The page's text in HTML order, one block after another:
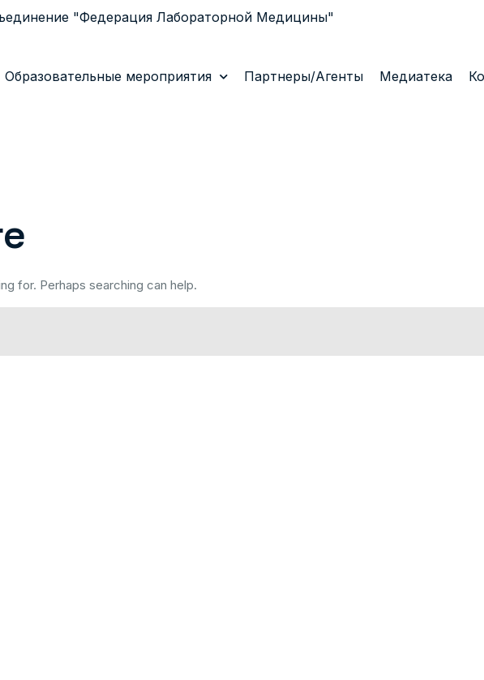
"Федерация Лабораторной Медицины"
Образовательные мероприятия Партнеры/Агенты Медиатека
for. Perhaps searching can help.